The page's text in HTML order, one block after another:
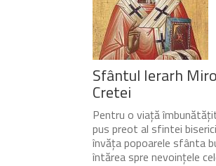
Sfântul Ierarh
Cretei
Pentru o viață
pus preot al sfintei
învăța popoarele sfânta
întărea spre nevoințele